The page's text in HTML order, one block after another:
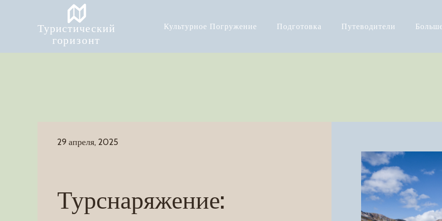
Туристический
горизонт
Культурное Погружение Подготовка Путеводители
Турснаряжение:
29 апреля, 2025